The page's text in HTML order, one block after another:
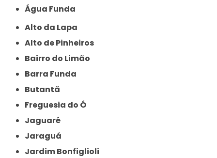
Água Funda
Alto da Lapa
Alto de Pinheiros
Bairro do Limão
Barra Funda
Butantã
Freguesia do Ó
Jaguaré
Jaraguá
Jardim Bonfiglioli